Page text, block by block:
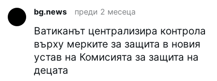
bg.news преди 2 месеца
Ватиканът централизира контрола
върху мерките за защита в новия
устав на Комисията за защита на
децата